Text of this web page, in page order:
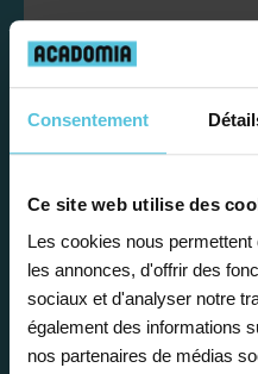
Consentement
Ce site web utilise des
Les cookies nous
les annonces, d'offrir des
sociaux et d'analyser notre
également des informations
nos partenaires de médias
Je vous
bilan
première étape
la situation
besoins et vous
plus adaptée.